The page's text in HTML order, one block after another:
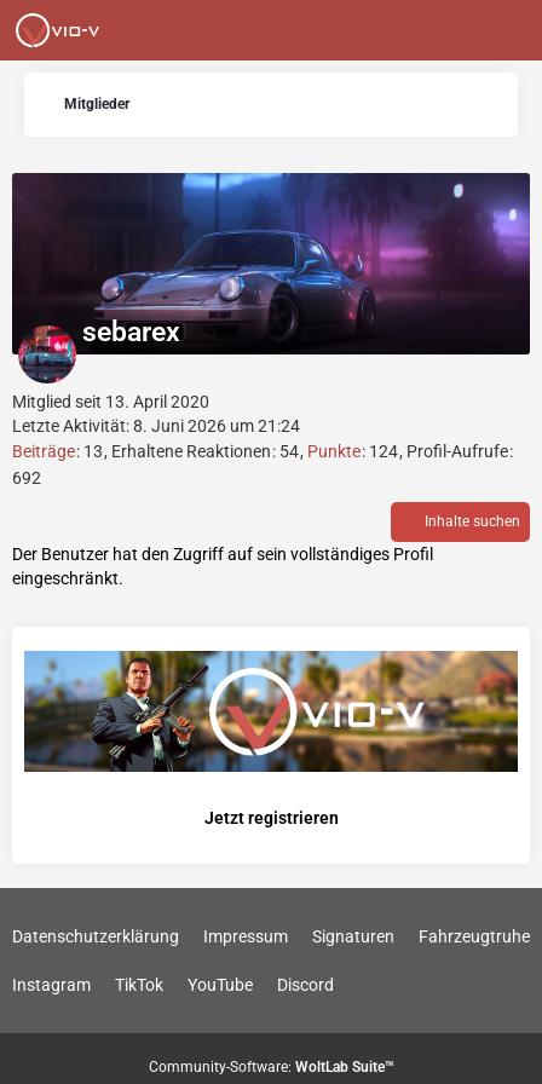
Mitglieder
sebarex
Mitglied seit 13. April 2020
Letzte Aktivität:8. Juni 2026 um 21:24
Beiträge 13 Erhaltene Reaktionen 54 Punkte 124 Profil-Aufrufe
692
Inhalte suchen
Der Benutzer hat den Zugriff auf sein vollständiges Profil
eingeschränkt.
Jetzt registrieren
Datenschutzerklärung Impressum Signaturen Fahrzeugtruhe
Instagram TikTok YouTube Discord
Community-Software: WoltLab Suite™